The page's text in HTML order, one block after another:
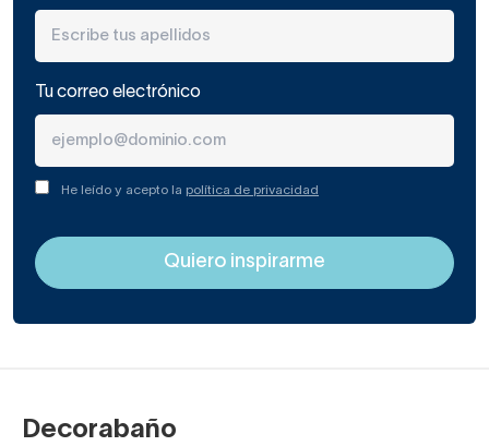
Tu correo electrónico
He leído y acepto la política de privacidad
Decorabaño